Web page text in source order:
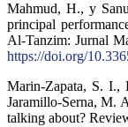
Mahmud, H., y
principal
Al-Tanzim: Jurnal
https://doi.org/
Marin-Zapata, S. I.,
Jaramillo-Serna, M.
talking about?